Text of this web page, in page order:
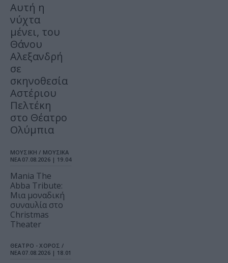
Αυτή η
νύχτα
μένει, του
Θάνου
Αλεξανδρή
σε
σκηνοθεσία
Αστέριου
Πελτέκη
στο Θέατρο
Ολύμπια
ΜΟΥΣΙΚΗ / ΜΟΥΣΙΚΑ
ΝΕΑ 07.08.2026 | 19.04
Mania The
Abba Tribute:
Μια μοναδική
συναυλία στο
Christmas
Theater
ΘΕΑΤΡΟ - ΧΟΡΟΣ /
ΝΕΑ 07.08.2026 | 18.01